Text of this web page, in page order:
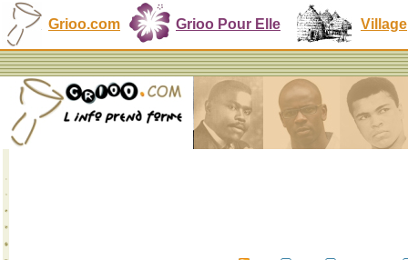
Grioo.com Grioo Pour Elle Village